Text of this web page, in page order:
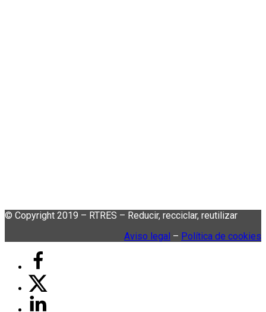
© Copyright 2019 – RTRES – Reducir, recciclar, reutilizar
Aviso legal – Política de cookies